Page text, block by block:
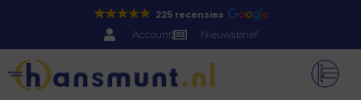
225 recensies
Account Nieuwsbrief